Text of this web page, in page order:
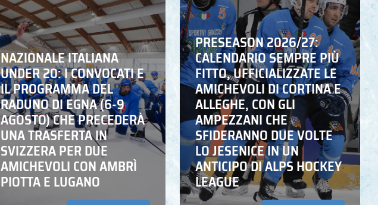
NAZIONALE ITALIANA
UNDER 20: I CONVOCATI E
IL PROGRAMMA DEL
RADUNO DI EGNA (6-9
AGOSTO) CHE PRECEDERÀ
UNA TRASFERTA IN
SVIZZERA PER DUE
AMICHEVOLI CON AMBRÌ
PIOTTA E LUGANO
PRESEASON 2026/27:
CALENDARIO SEMPRE PIÙ
FITTO, UFFICIALIZZATE LE
AMICHEVOLI DI CORTINA E
ALLEGHE, CON GLI
AMPEZZANI CHE
SFIDERANNO DUE VOLTE
LO JESENICE IN UN
ANTICIPO DI ALPS HOCKEY
LEAGUE